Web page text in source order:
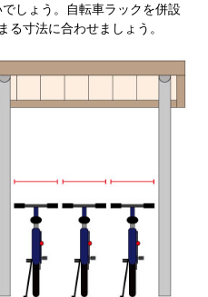
しょう。自転車ラックを併設
る寸法に合わせましょう。